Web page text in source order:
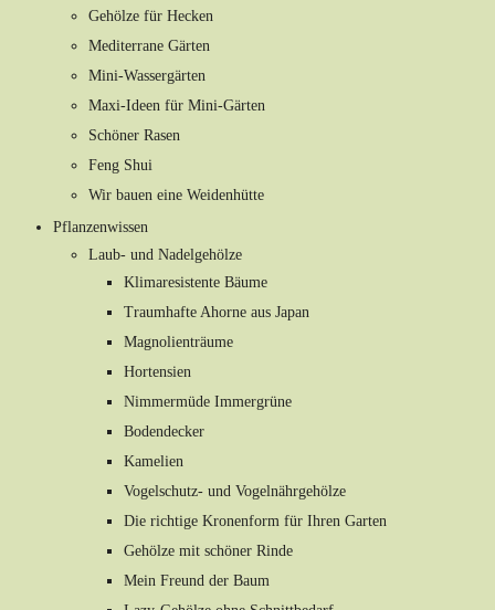
Gehölze für Hecken
Mediterrane Gärten
Mini-Wassergärten
Maxi-Ideen für Mini-Gärten
Schöner Rasen
Feng Shui
Wir bauen eine Weidenhütte
Pflanzenwissen
Laub- und Nadelgehölze
Klimaresistente Bäume
Traumhafte Ahorne aus Japan
Magnolienträume
Hortensien
Nimmermüde Immergrüne
Bodendecker
Kamelien
Vogelschutz- und Vogelnährgehölze
Die richtige Kronenform für Ihren Garten
Gehölze mit schöner Rinde
Mein Freund der Baum